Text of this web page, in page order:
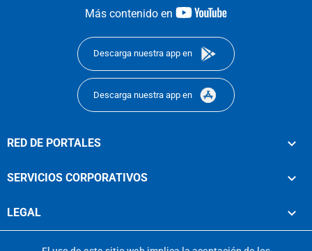
Más contenido en
youtube-
Descarga nuestra app en
Descarga nuestra app en
RED DE PORTALES
SERVICIOS CORPORATIVOS
LEGAL